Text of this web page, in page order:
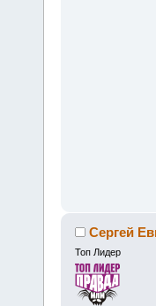
Сергей
Топ Лидер